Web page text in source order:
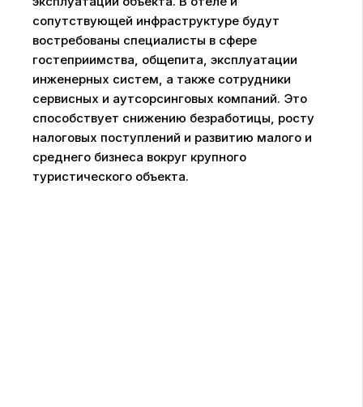
сопутствующей инфраструктуре будут
востребованы специалисты в сфере
гостеприимства, общепита, эксплуатации
инженерных систем, а также сотрудники
сервисных и аутсорсинговых компаний. Это
способствует снижению безработицы, росту
налоговых поступлений и развитию малого и
среднего бизнеса вокруг крупного
туристического объекта.